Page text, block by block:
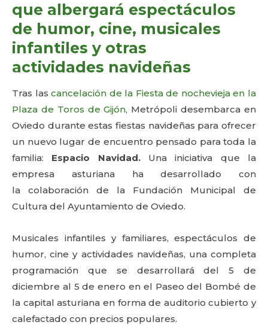
que albergará espectáculos
de humor, cine, musicales
infantiles y otras
actividades navideñas
Tras lascancelación de la Fiesta de nochevieja en la
Plaza de Toros de Gijón, Metrópoli desembarca en
Oviedo durante estas fiestas navideñas para ofrecer
un nuevo lugar de encuentro pensado para toda la
familia: Espacio Navidad.Una iniciativa que la
empresa asturiana ha desarrollado con
la colaboración de la Fundación Municipal de
Cultura del Ayuntamiento de Oviedo.
Musicales infantiles y familiares, espectáculos de
humor, cine y actividades navideñas, una completa
programación que se desarrollará del 5 de
diciembre al 5 de enero en el Paseo del Bombé de
la capital asturiana en forma de auditorio cubierto y
calefactado con precios populares.